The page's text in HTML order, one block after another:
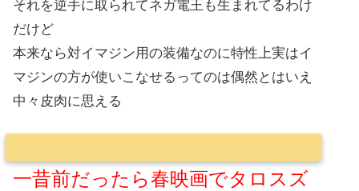
それを逆手に取られてネガ電王も生まれてるわけ
だけど
本来なら対イマジン用の装備なのに特性上実はイ
マジンの方が使いこなせるってのは偶然とはいえ
中々皮肉に思える
一昔前だったら春映画でタロスズ